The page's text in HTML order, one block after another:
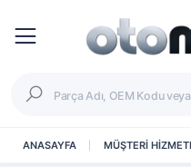
ANASAYFA MÜŞTERİ